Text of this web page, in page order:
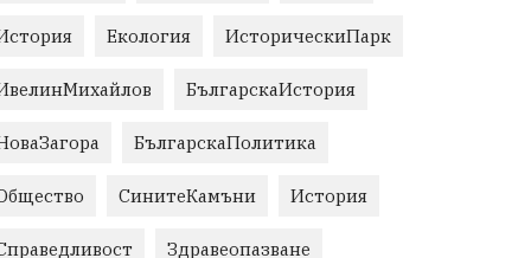
Екология ИсторическиПарк
БългарскаИстория
БългарскаПолитика
СинитеКамъни История
Здравеопазване